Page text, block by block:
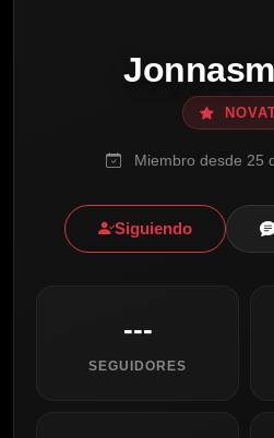
Miembro desde 25
Siguiendo
---
SEGUIDORES